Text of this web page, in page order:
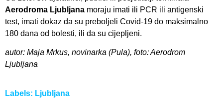
Aerodroma Ljubljana moraju imati ili PCR ili antigenski
test, imati dokaz da su preboljeli Covid-19 do maksimalno
180 dana od bolesti, ili da su cijepljeni.
autor: Maja Mrkus, novinarka (Pula), foto: Aerodrom
Ljubljana
Labels: Ljubljana